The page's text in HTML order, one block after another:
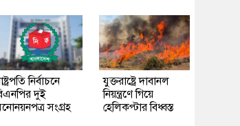
নির্বাচনে
দুই
সংগ্রহ
যুক্তরাষ্ট্রে দাবানল
নিয়ন্ত্রণে গিয়ে
হেলিকপ্টার বিধ্বস্ত